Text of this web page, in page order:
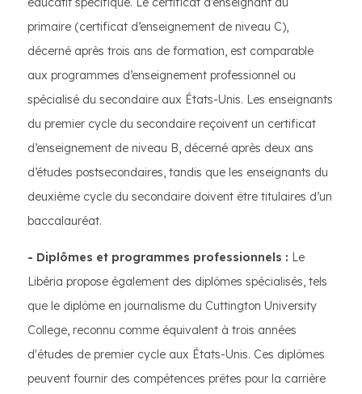
primaire (certificat d’enseignement de niveau C),
décerné après trois ans de formation, est comparable
aux programmes d’enseignement professionnel ou
spécialisé du secondaire aux États-Unis. Les enseignants
du premier cycle du secondaire reçoivent un certificat
d’enseignement de niveau B, décerné après deux ans
d’études postsecondaires, tandis que les enseignants du
deuxième cycle du secondaire doivent être titulaires d’un
baccalauréat.
- Diplômes et programmes professionnels : Le
Libéria propose également des diplômes spécialisés, tels
que le diplôme en journalisme du Cuttington University
College, reconnu comme équivalent à trois années
d'études de premier cycle aux États-Unis. Ces diplômes
peuvent fournir des compétences prêtes pour la carrière